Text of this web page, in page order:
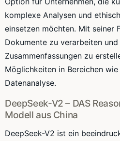
komplexe Analysen und
einsetzen möchten. Mit seiner
Dokumente zu verarbeiten
Zusammenfassungen zu
Möglichkeiten in Bereichen
Datenanalyse.
DeepSeek-V2 – DAS
Modell aus China
DeepSeek-V2 ist ein